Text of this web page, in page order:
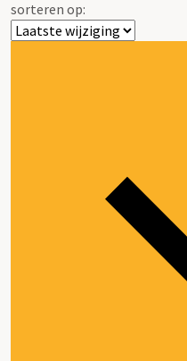
sorteren op: